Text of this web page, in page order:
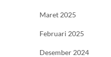
Maret 2025
Februari 2025
Desember 2024